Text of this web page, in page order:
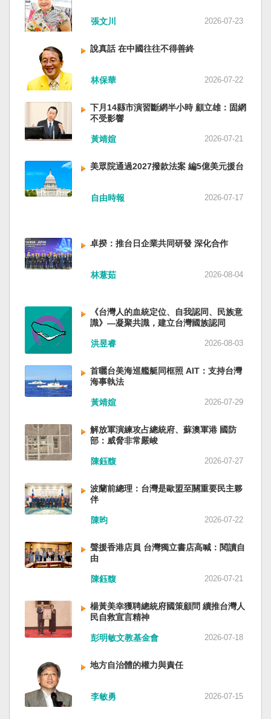
近平思想嗎？ 最後一句是「會議還研究了其他事
項。」這是每次外媒最感興趣的問題，那就是人
洗了多少人？這為習近平的進一步獨裁和二十一
大續任鋪平道路。據統計，過去一年，已有十九
名中央委員被官方宣布落馬或罷免全國人大代表
職務。另外還有「失蹤」者。總共接近三十人。
領銜的是兩名政治局委員：軍委副主席張又俠與
新疆黨委書記馬興瑞。 軍方還有原中央軍委副主
席何衛東、原軍委委員兼聯合參謀部參謀長劉振
立、原軍委政治工作部主任苗華、前信息支援部
備發展部部長許學強、前西部戰區政委李鳳彪、
前空軍政委郭普校、前東部戰區政委劉青松、前
南部戰區司令員吳亞男、前南部戰區政委王文
委鍾紹軍等。 黨政系統部分，前廣西政府主席藍
天立、前內蒙古政府主席王莉霞、前中國證監會
主席易會滿、前內蒙古黨委書記孫紹騁、前浙江
省委書記易煉紅、前應急管理部部長王祥喜、前
信部部長金壯龍、前中央軍民融合辦常務副主任
雷凡培，都是被不正常免職。 最新的河北黨書記
倪岳峰「另有任用」，應該是與德國之聲與紐約
時報披露張家口對海外人士動態控制平台被登錄
安？ （作者林保華為資深時事評論員）
張文川 2026-07-23
說真話 在中國往往不得善終
林保華 2026-07-22
下月14縣市演習斷網半小時 顧立雄：固網
不受影響
黃靖媗 2026-07-21
美眾院通過2027撥款法案 編5億美元援台
自由時報 2026-07-17
卓揆：推台日企業共同研發 深化合作
林薏茹 2026-08-04
《台灣人的血統定位、自我認同、民族意
識》—凝聚共識，建立台灣國族認同
洪昱睿 2026-08-03
首曬台美海巡艦艇同框照 AIT：支持台灣
海事執法
黃靖媗 2026-07-29
解放軍演練攻占總統府、蘇澳軍港 國防
部：威脅非常嚴峻
陳鈺馥 2026-07-27
波蘭前總理：台灣是歐盟至關重要民主夥
伴
陳昀 2026-07-22
聲援香港店員 台灣獨立書店高喊：閱讀自
由
陳鈺馥 2026-07-21
楊黃美幸獲聘總統府國策顧問 續推台灣人
民自救宣言精神
彭明敏文教基金會 2026-07-18
地方自治體的權力與責任
李敏勇 2026-07-15